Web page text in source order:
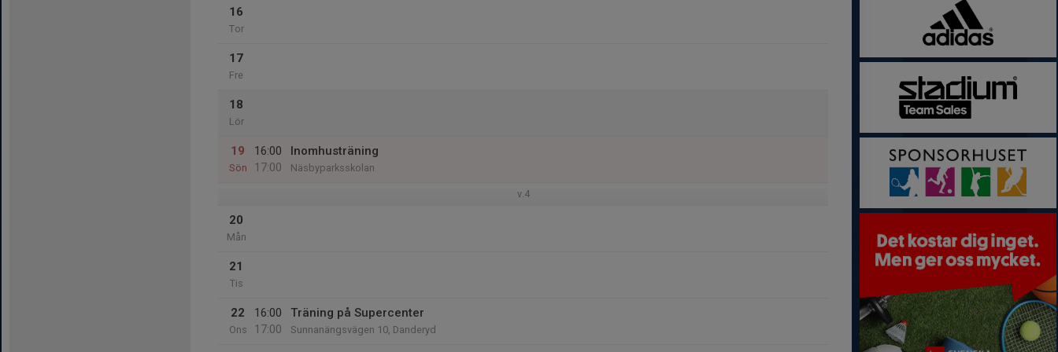
16
Tor
17
Fre
18
Lör
19
Sön
16:00
17:00
Inomhusträning
Näsbyparksskolan
v.4
20
Mån
21
Tis
22
Ons
16:00
17:00
Träning på Supercenter
Sunnanängsvägen 10, Danderyd